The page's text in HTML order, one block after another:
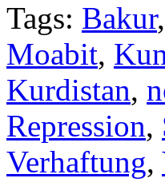
Tags: Bakur,
Moabit,
Kurdistan,
Repression,
Verhaftung,